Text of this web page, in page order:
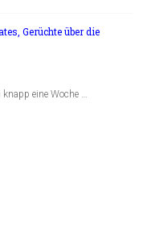
Gerüchte über die
eine Woche …